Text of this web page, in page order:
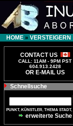
HOME » VERSTEIGERN
CONTACT US
CALL: 11AM - 9PM PST
604.913.2428
OR E-MAIL US
Schnellsuche
PUNKT, KÜNSTLER, THEMA STADT,
erweiterte Suche